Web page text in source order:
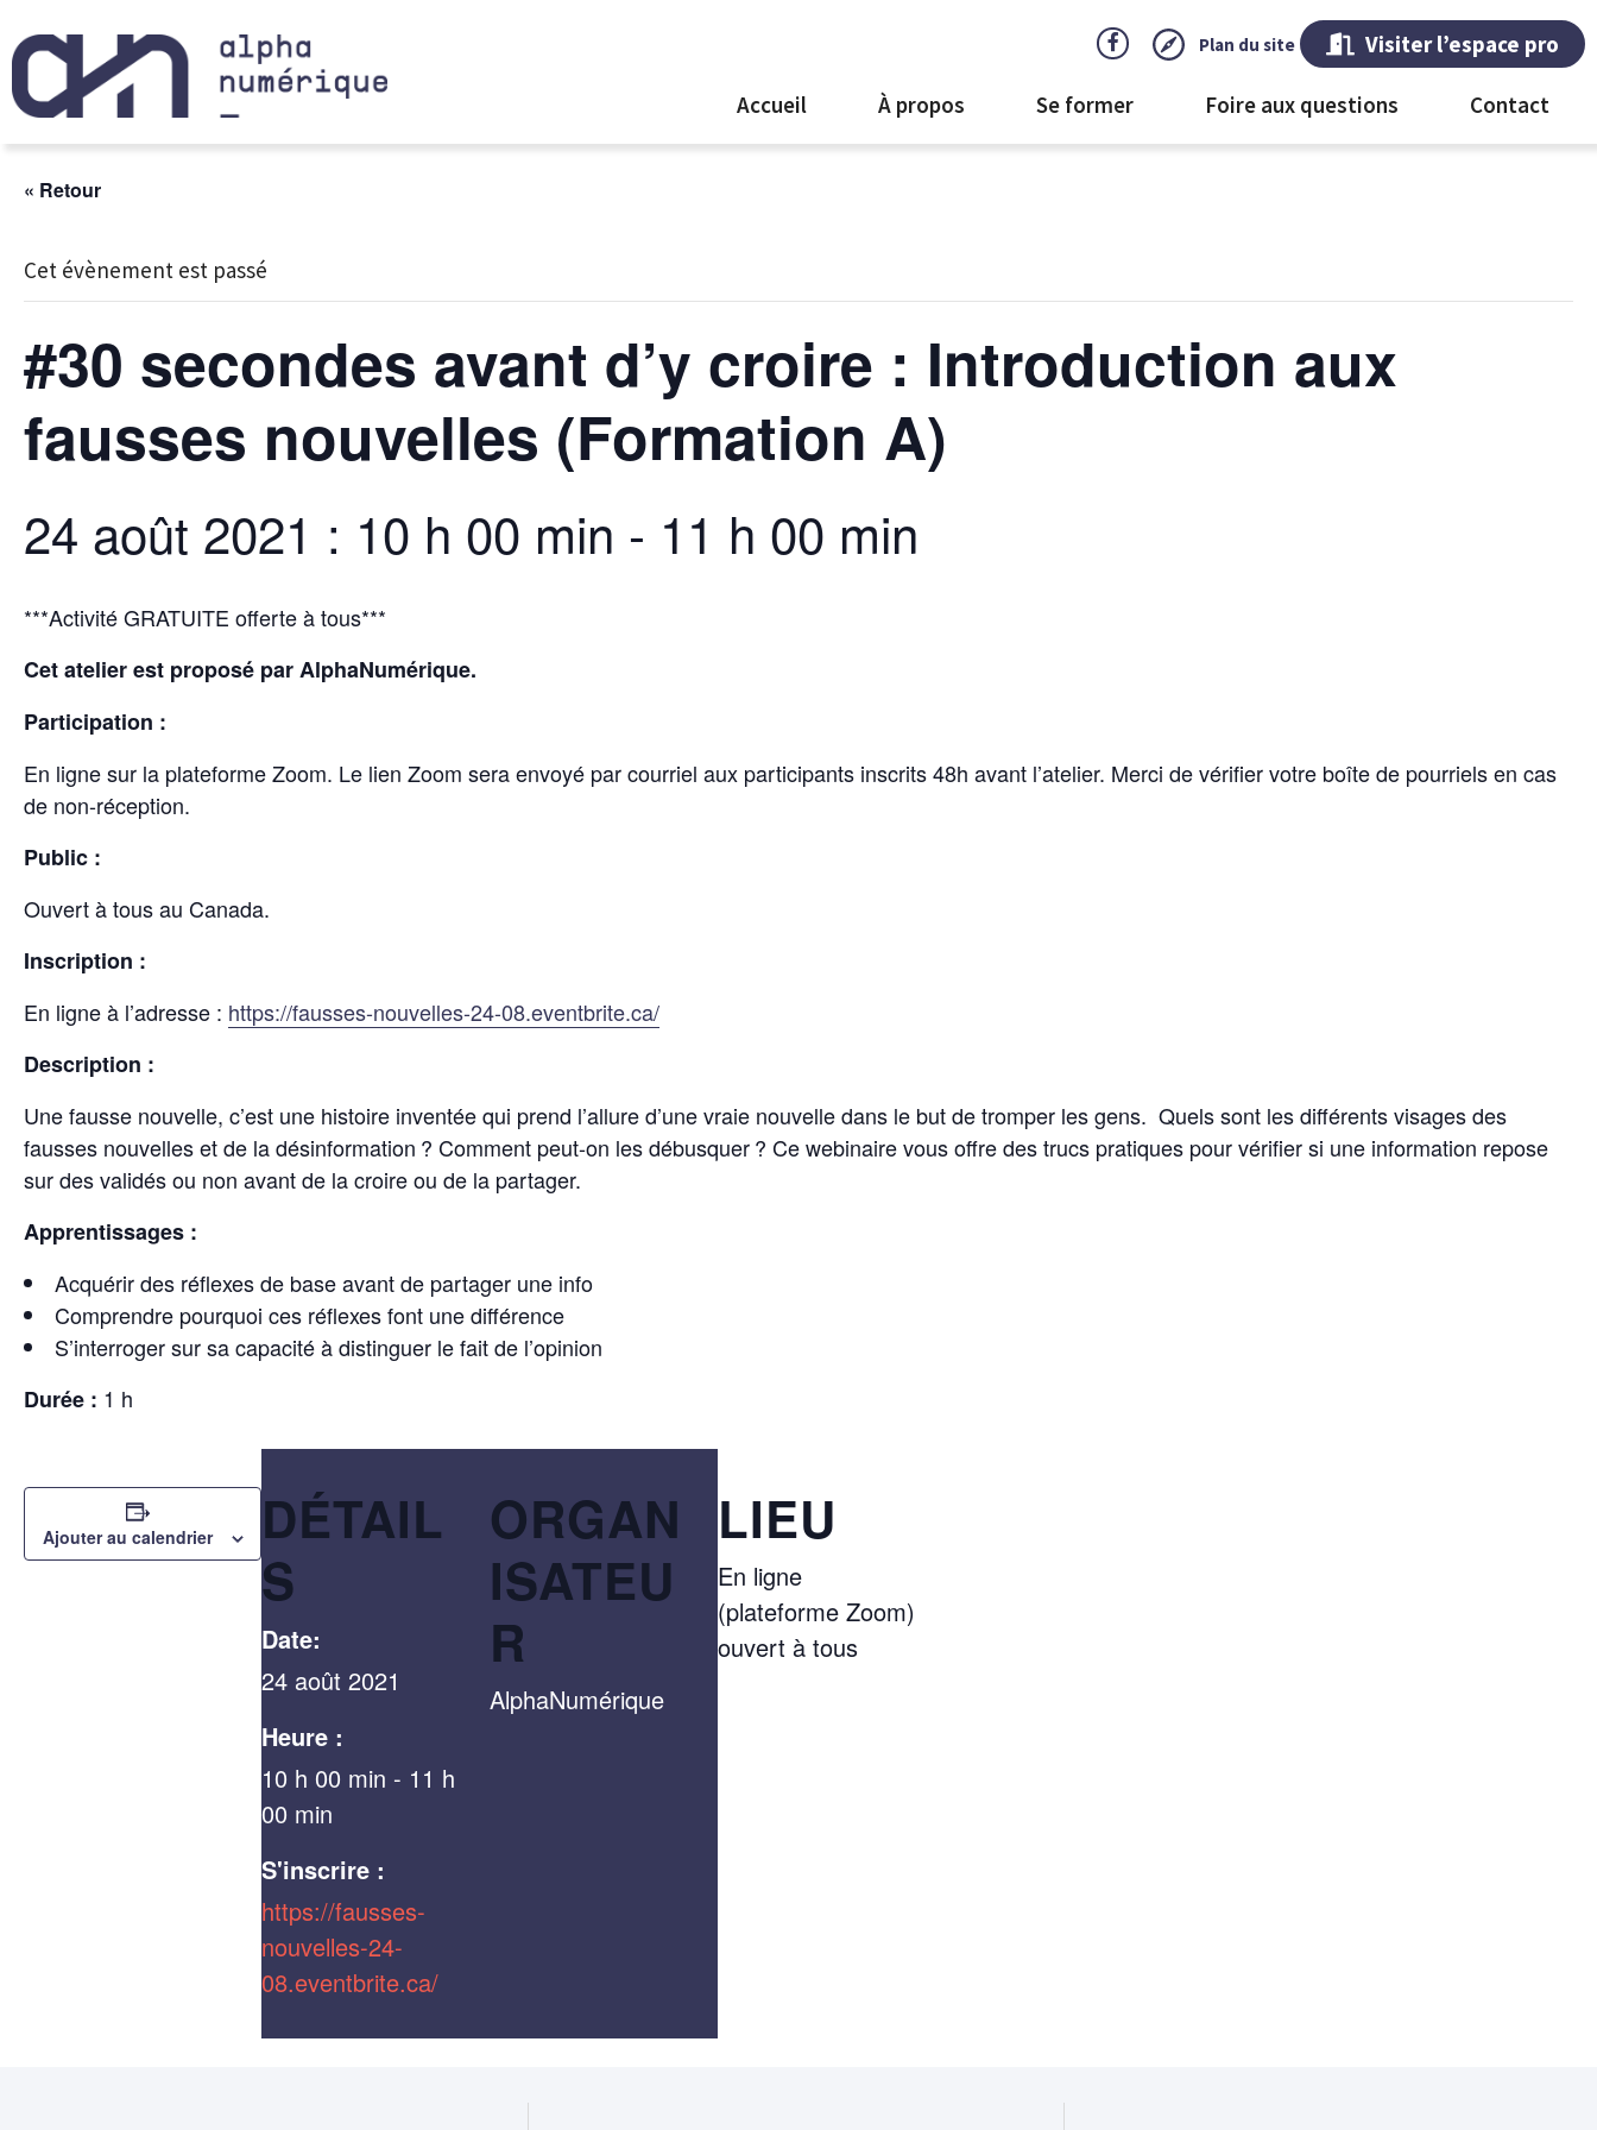
Plan du site Visiter l’espace pro
Accueil À propos Se former Foire aux questions Contact
« Retour
Cet évènement est passé
#30 secondes avant d’y croire : Introduction aux
fausses nouvelles (Formation A)
24 août 2021 : 10 h 00 min - 11 h 00 min
***Activité GRATUITE offerte à tous***
Cet atelier est proposé par AlphaNumérique.
Participation :
En ligne sur la plateforme Zoom. Le lien Zoom sera envoyé par courriel aux participants inscrits 48h avant l’atelier. Merci de vérifier votre boîte de pourriels en cas
de non-réception.
Public :
Ouvert à tous au Canada.
Inscription :
En ligne à l’adresse : https://fausses-nouvelles-24-08.eventbrite.ca/
Description :
Une fausse nouvelle, c’est une histoire inventée qui prend l’allure d’une vraie nouvelle dans le but de tromper les gens. Quels sont les différents visages des
fausses nouvelles et de la désinformation ? Comment peut-on les débusquer ? Ce webinaire vous offre des trucs pratiques pour vérifier si une information repose
sur des validés ou non avant de la croire ou de la partager.
Apprentissages :
Acquérir des réflexes de base avant de partager une info
Comprendre pourquoi ces réflexes font une différence
S’interroger sur sa capacité à distinguer le fait de l’opinion
Durée : 1 h
Ajouter au calendrier
DÉTAIL
S
Date:
24 août 2021
Heure :
10 h 00 min - 11 h
00 min
S'inscrire :
https://fausses-
nouvelles-24-
08.eventbrite.ca/
ORGAN
ISATEU
R
AlphaNumérique
LIEU
En ligne
(plateforme Zoom)
ouvert à tous